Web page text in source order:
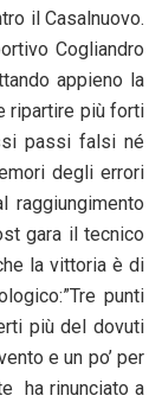
il Casalnuovo.
Cogliandro
appieno la
ripartire più forti
passi falsi né
degli errori
raggiungimento
gara il tecnico
la vittoria è di
punti
più del dovuti
e un po’ per
ha rinunciato a